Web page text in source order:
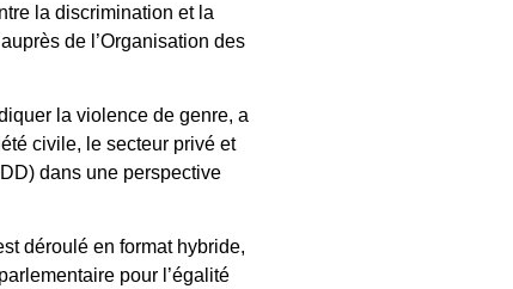
la discrimination et la
de l’Organisation des
la violence de genre, a
civile, le secteur privé et
dans une perspective
déroulé en format hybride,
pour l’égalité